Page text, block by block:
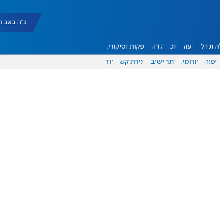
כ"ה באב תשפ"ו
ונדל"ן דעות אוכל יהדות הפקות וסיקורים
ספורט פורומים אתר ישיבה יצירת קשר עוד